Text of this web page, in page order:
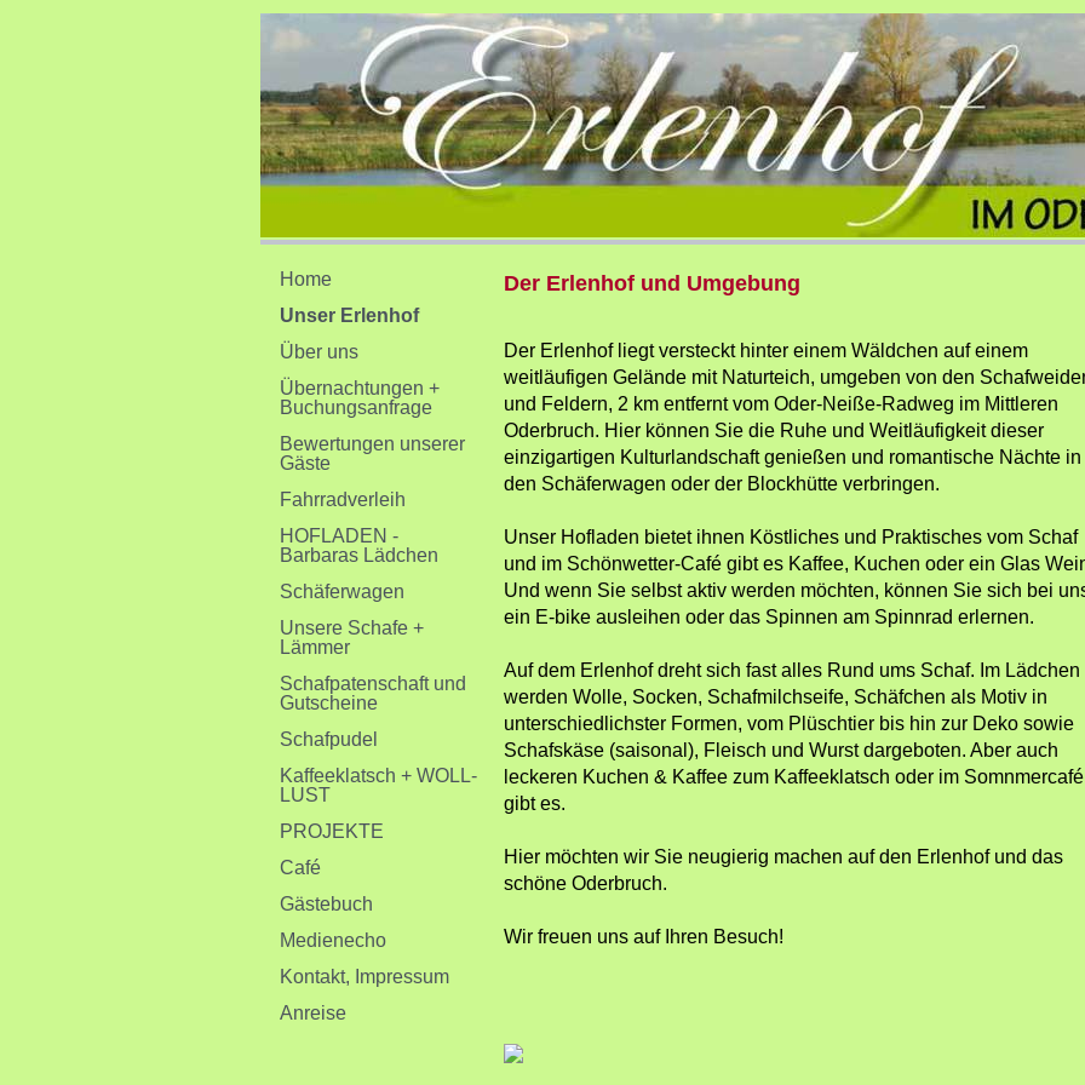
Home
Unser Erlenhof
Über uns
Übernachtungen +
Buchungsanfrage
Bewertungen unserer
Gäste
Fahrradverleih
HOFLADEN -
Barbaras Lädchen
Schäferwagen
Unsere Schafe +
Lämmer
Schafpatenschaft und
Gutscheine
Schafpudel
Kaffeeklatsch + WOLL-
LUST
PROJEKTE
Café
Gästebuch
Medienecho
Kontakt, Impressum
Anreise
Der Erlenhof und Umgebung
Der Erlenhof liegt versteckt hinter einem Wäldchen auf einem
weitläufigen Gelände mit Naturteich, umgeben von den
und Feldern, 2 km entfernt vom Oder-Neiße-Radweg im Mittleren
Oderbruch. Hier können Sie die Ruhe und Weitläufigkeit dieser
einzigartigen Kulturlandschaft genießen und romantische Nächte in
den Schäferwagen oder der Blockhütte verbringen.
Unser Hofladen bietet ihnen Köstliches und Praktisches vom Schaf
und im Schönwetter-Café gibt es Kaffee, Kuchen oder ein Glas
Und wenn Sie selbst aktiv werden möchten, können Sie sich bei
ein E-bike ausleihen oder das Spinnen am Spinnrad erlernen.
Auf dem Erlenhof dreht sich fast alles Rund ums Schaf. Im Lädchen
werden Wolle, Socken, Schafmilchseife, Schäfchen als Motiv in
unterschiedlichster Formen, vom Plüschtier bis hin zur Deko sowie
Schafskäse (saisonal), Fleisch und Wurst dargeboten. Aber auch
leckeren Kuchen & Kaffee zum Kaffeeklatsch oder im Somnmercafé
gibt es.
Hier möchten wir Sie neugierig machen auf den Erlenhof und das
schöne Oderbruch.
Wir freuen uns auf Ihren Besuch!